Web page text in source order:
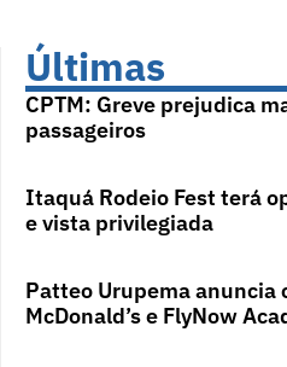
Últimas
CPTM: Greve prejudica
passageiros
Itaquá Rodeio Fest terá
e vista privilegiada
Patteo Urupema anuncia
McDonald’s e FlyNow